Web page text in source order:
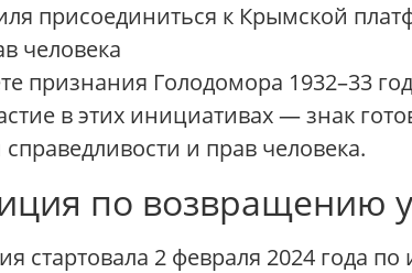
присоединиться к Крымской
человека
признания Голодомора 1932–33
в этих инициативах — знак
и прав человека.
по возвращению
стартовала 2 февраля 2024 года